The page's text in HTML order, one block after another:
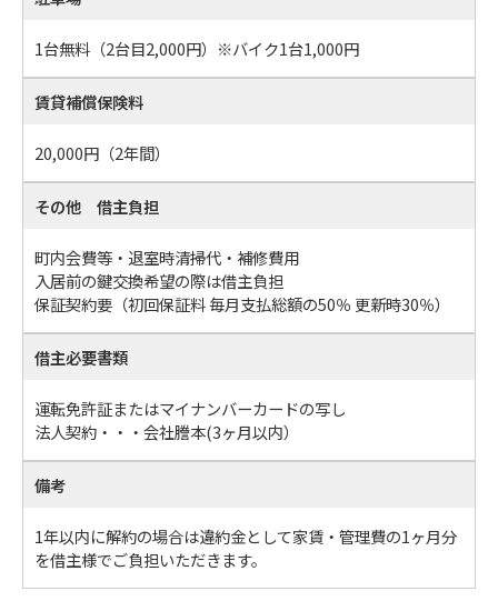
1台無料（2台目2,000円）※バイク1台1,000円
賃貸補償保険料
20,000円（2年間）
その他 借主負担
町内会費等・退室時清掃代・補修費用
入居前の鍵交換希望の際は借主負担
保証契約要（初回保証料 毎月支払総額の50％ 更新時30％）
借主必要書類
運転免許証またはマイナンバーカードの写し
法人契約・・・会社謄本(3ヶ月以内）
備考
1年以内に解約の場合は違約金として家賃・管理費の1ヶ月分
を借主様でご負担いただきます。